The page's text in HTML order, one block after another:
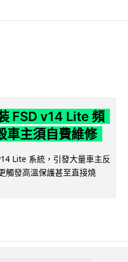
FSD v14 Lite 頻
車主須自費維修
Lite 系統，引發大量車主反
觸發高溫保護甚至直接燒